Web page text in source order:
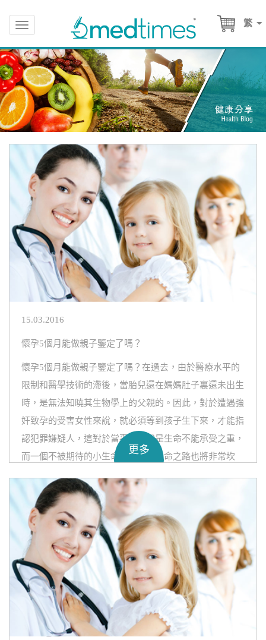
繁
Toggle
navigation
15.03.2016
懷孕5個月能做親子鑒定了嗎？
懷孕5個月能做親子鑒定了嗎？在過去，由於醫療水平的
限制和醫學技術的滯後，當胎兒還在媽媽肚子裏還未出生
時，是無法知曉其生物學上的父親的。因此，對於遭遇強
奸致孕的受害女性來說，就必須等到孩子生下來，才能指
認犯罪嫌疑人，這對於當事人來說是生命不能承受之重，
而一個不被期待的小生命，以後的生命之路也將非常坎
兒親子鑒定已經成為可能。
更多